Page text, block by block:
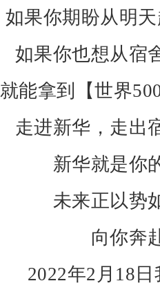
如果你期盼从明
如果你也想从宿
就能拿到【世界
走进新华，走出
新华就是你
未来正以势
向你奔
2022年2月18